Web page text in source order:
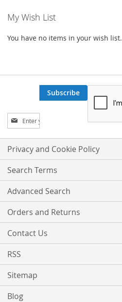
My Wish List
You have no items in your wish list.
Sign
Up
for
Our
Newsletter:
Subscribe
Privacy and Cookie Policy
Search Terms
Advanced Search
Orders and Returns
Contact Us
RSS
Sitemap
Blog